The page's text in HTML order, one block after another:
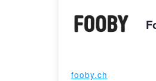
fooby.ch